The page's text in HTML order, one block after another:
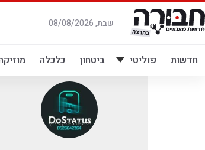
דלג
לתוכן
שבת, 08/08/2026
חדשות פוליטי ביטחון כלכלה